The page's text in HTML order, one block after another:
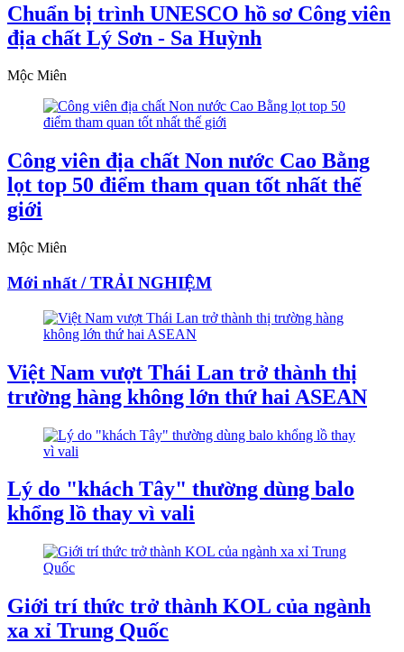
Chuẩn bị trình UNESCO hồ sơ Công viên
địa chất Lý Sơn - Sa Huỳnh
Mộc Miên
Công viên địa chất Non nước Cao Bằng
lọt top 50 điểm tham quan tốt nhất thế
giới
Mộc Miên
Mới nhất / TRẢI NGHIỆM
Việt Nam vượt Thái Lan trở thành thị
trường hàng không lớn thứ hai ASEAN
Lý do "khách Tây" thường dùng balo
khổng lồ thay vì vali
Giới trí thức trở thành KOL của ngành
xa xỉ Trung Quốc